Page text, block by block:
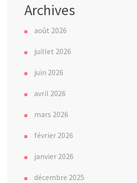
Archives
août 2026
juillet 2026
juin 2026
avril 2026
mars 2026
février 2026
janvier 2026
décembre 2025